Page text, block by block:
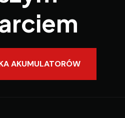
AKUMULATORÓW